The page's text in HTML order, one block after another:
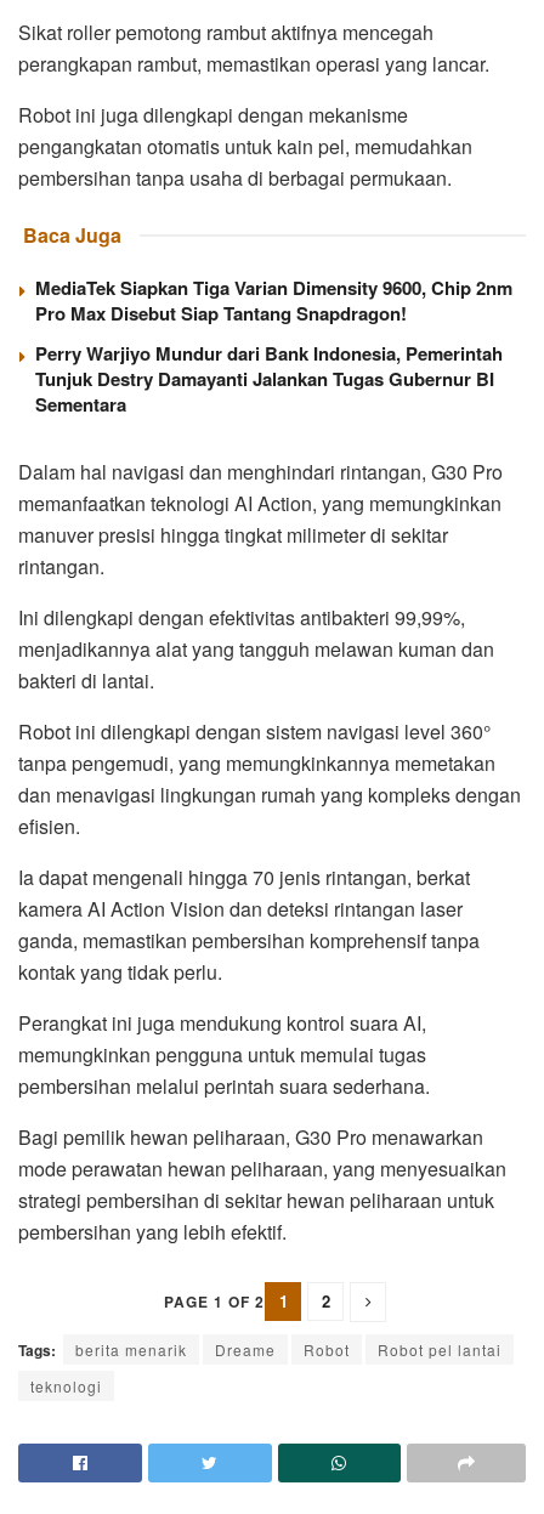
Sikat roller pemotong rambut aktifnya mencegah
perangkapan rambut, memastikan operasi yang lancar.
Robot ini juga dilengkapi dengan mekanisme
pengangkatan otomatis untuk kain pel, memudahkan
pembersihan tanpa usaha di berbagai permukaan.
Baca Juga
MediaTek Siapkan Tiga Varian Dimensity 9600, Chip 2nm
Pro Max Disebut Siap Tantang Snapdragon!
Perry Warjiyo Mundur dari Bank Indonesia, Pemerintah
Tunjuk Destry Damayanti Jalankan Tugas Gubernur BI
Sementara
Dalam hal navigasi dan menghindari rintangan, G30 Pro
memanfaatkan teknologi AI Action, yang memungkinkan
manuver presisi hingga tingkat milimeter di sekitar
rintangan.
Ini dilengkapi dengan efektivitas antibakteri 99,99%,
menjadikannya alat yang tangguh melawan kuman dan
bakteri di lantai.
Robot ini dilengkapi dengan sistem navigasi level 360°
tanpa pengemudi, yang memungkinkannya memetakan
dan menavigasi lingkungan rumah yang kompleks dengan
efisien.
Ia dapat mengenali hingga 70 jenis rintangan, berkat
kamera AI Action Vision dan deteksi rintangan laser
ganda, memastikan pembersihan komprehensif tanpa
kontak yang tidak perlu.
Perangkat ini juga mendukung kontrol suara AI,
memungkinkan pengguna untuk memulai tugas
pembersihan melalui perintah suara sederhana.
Bagi pemilik hewan peliharaan, G30 Pro menawarkan
mode perawatan hewan peliharaan, yang menyesuaikan
strategi pembersihan di sekitar hewan peliharaan untuk
pembersihan yang lebih efektif.
PAGE 1 OF 2 1 2
Tags: berita menarik Dreame Robot
Robot pel lantai
teknologi